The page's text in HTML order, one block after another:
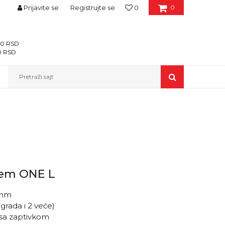
0
0
Prijavite se Registrujte se
RSD
RSD
Pretraži sajt
ONE L
i 2 veće)
zaptivkom